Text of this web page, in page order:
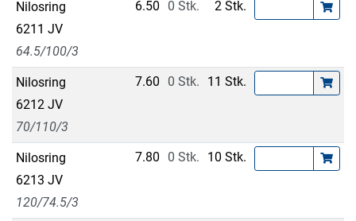
Nilosring
6211 JV
64.5/100/3
6.50 0 Stk. 2 Stk.
Nilosring
6212 JV
70/110/3
7.60 0 Stk. 11 Stk.
Nilosring
6213 JV
120/74.5/3
7.80 0 Stk. 10 Stk.